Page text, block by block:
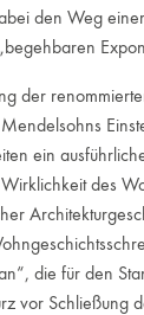
den Weg
der
ein
des
die für den
vor Schließung